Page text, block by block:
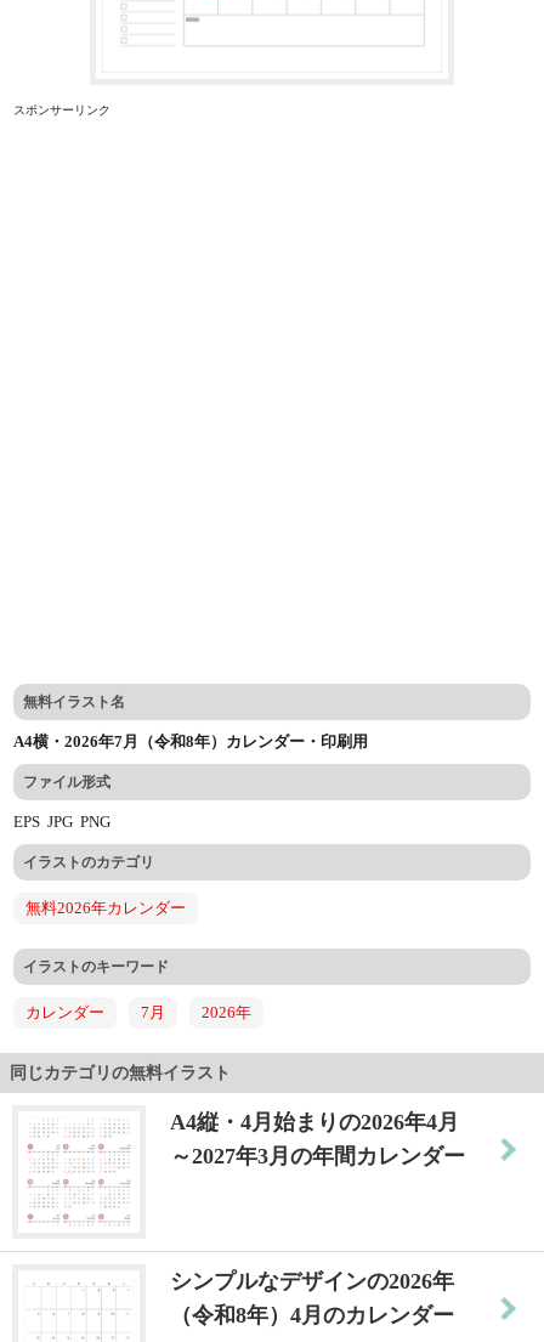
スポンサーリンク
無料イラスト名
A4横・2026年7月（令和8年）カレンダー・印刷用
ファイル形式
EPSJPGPNG
イラストのカテゴリ
無料2026年カレンダー
イラストのキーワード
カレンダー 7月 2026年
同じカテゴリの無料イラスト
A4縦・4月始まりの2026年4月
～2027年3月の年間カレンダー
シンプルなデザインの2026年
（令和8年）4月のカレンダー